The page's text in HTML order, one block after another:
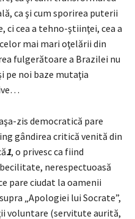
ca şi cum sporirea puterii
ci cea a tehno-ştiinţei, cea a
mai mari oţelării din
fulgerătoare a Brazilei nu
pe noi baze mutaţia
zis democratică pare
gândirea critică venită din
1, o privesc ca fiind
nerespectuoasă
pare ciudat la oamenii
„Apologiei lui Socrate”,
voluntare (servitute aurită,